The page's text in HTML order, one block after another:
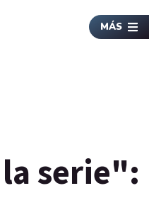
MÁS
serie":